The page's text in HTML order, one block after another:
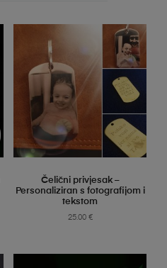
SELECT OPTIONS
Čelični privjesak –
Personaliziran s fotografijom i
tekstom
25.00 €